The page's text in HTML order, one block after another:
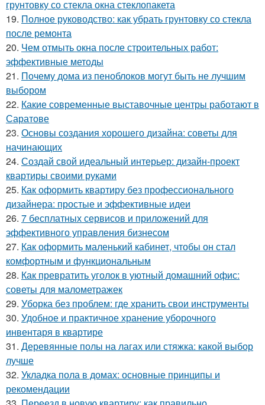
грунтовку со стекла окна стеклопакета
19. Полное руководство: как убрать грунтовку со стекла
после ремонта
20. Чем отмыть окна после строительных работ:
эффективные методы
21. Почему дома из пеноблоков могут быть не лучшим
выбором
22. Какие современные выставочные центры работают в
Саратове
23. Основы создания хорошего дизайна: советы для
начинающих
24. Создай свой идеальный интерьер: дизайн-проект
квартиры своими руками
25. Как оформить квартиру без профессионального
дизайнера: простые и эффективные идеи
26. 7 бесплатных сервисов и приложений для
эффективного управления бизнесом
27. Как оформить маленький кабинет, чтобы он стал
комфортным и функциональным
28. Как превратить уголок в уютный домашний офис:
советы для малометражек
29. Уборка без проблем: где хранить свои инструменты
30. Удобное и практичное хранение уборочного
инвентаря в квартире
31. Деревянные полы на лагах или стяжка: какой выбор
лучше
32. Укладка пола в домах: основные принципы и
рекомендации